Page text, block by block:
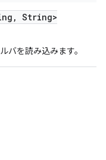
, String>
バを読み込みます。